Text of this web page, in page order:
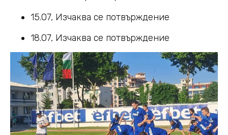
15.07, Изчаква се потвърждение
18.07, Изчаква се потвърждение